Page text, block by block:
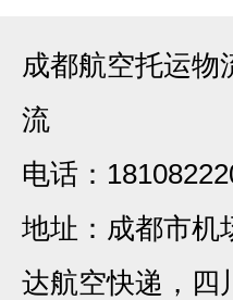
成都航空托运物
流
电话：
地址：成都市机
达航空快递，四